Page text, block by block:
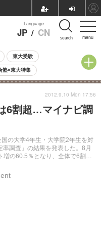
menu
Language
JP / CN search
東大受験
塾×東大特集
小学校受験
人気記事
6割超…マイナビ調
の大学4年生・大学院2年生を対
調査」の結果を発表した。8月
増の60.5％となり、全体で6割を
2012.9.10 Mon 17:56